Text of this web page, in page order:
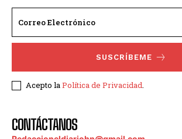
SUSCRÍBEME
Acepto laPolítica de Privacidad.
CONTÁCTANOS